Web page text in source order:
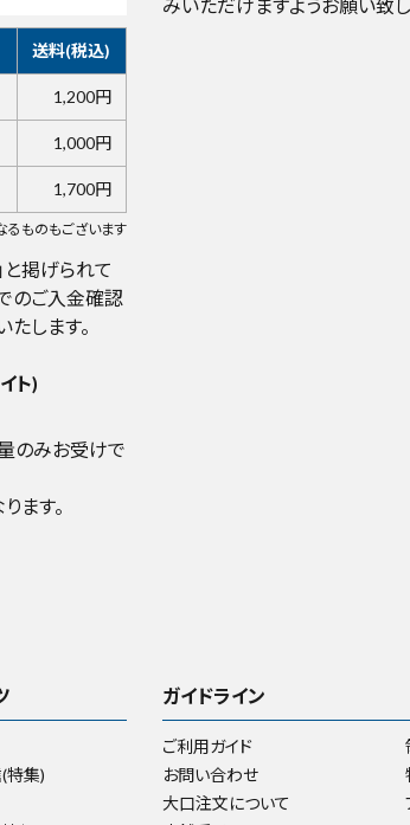
送料(税込)
1,200円
1,000円
1,700円
ものもございます
と掲げられて
のご入金確認
します。
ト)
のみお受けで
ます。
みいただけますようお願い致し
特集)
ガイドライン
ご利用ガイド
お問い合わせ
大口注文について